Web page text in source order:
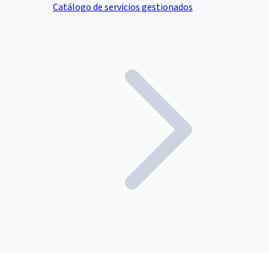
Catálogo de servicios gestionados